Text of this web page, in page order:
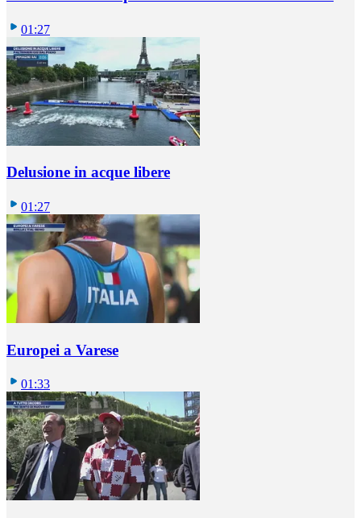
01:27
Delusione in acque libere
01:27
Europei a Varese
01:33